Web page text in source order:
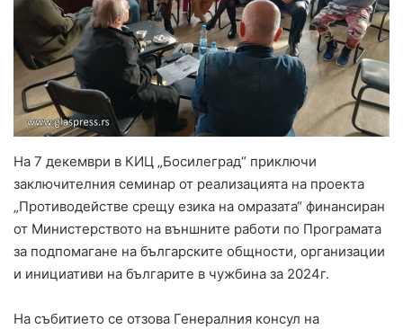
На 7 декември в КИЦ „Босилеград“ приключи
заключителния семинар от реализацията на проекта
„Противодействе срещу езика на омразата“ финансиран
от Министерството на външните работи по Програмата
за подпомагане на българските общности, организации
и инициативи на българите в чужбина за 2024г.
На събитието се отзова Генералния консул на